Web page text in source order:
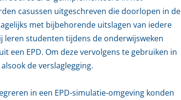
casussen uitgeschreven die doorlopen in de
met bijbehorende uitslagen van iedere
studenten tijdens de onderwijsweken
een EPD. Om deze vervolgens te gebruiken in
de verslaglegging.
in een EPD-simulatie-omgeving konden